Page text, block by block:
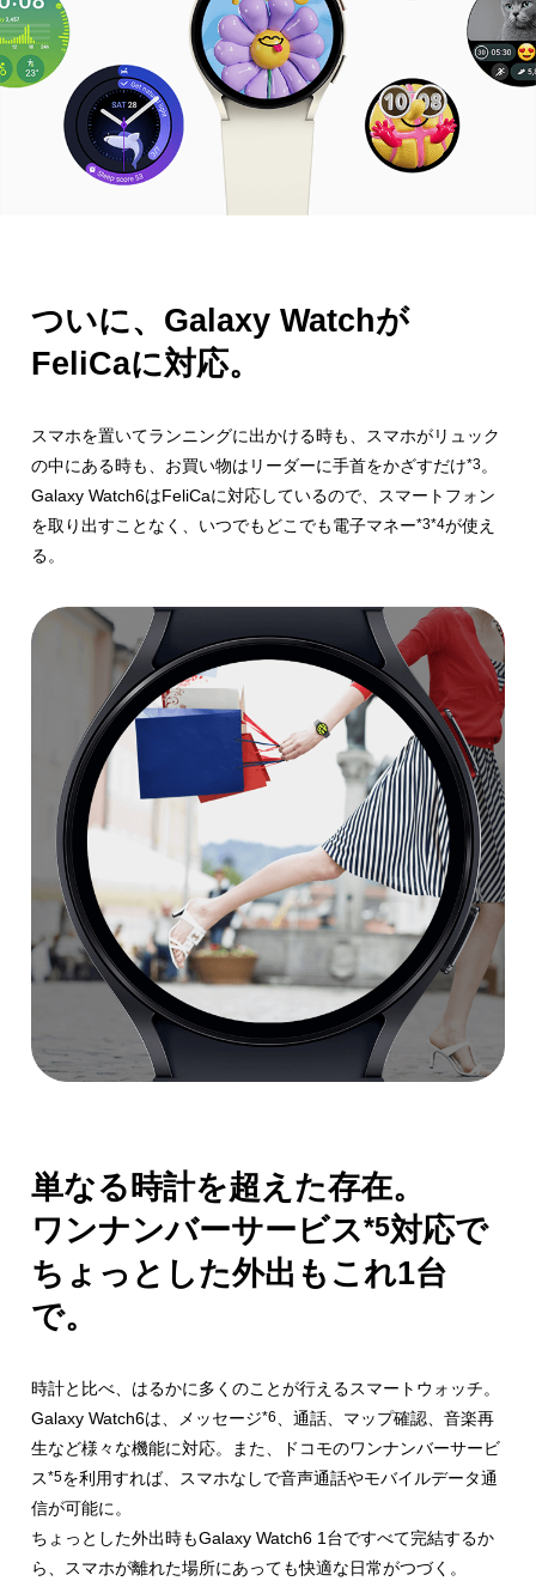
ついに、Galaxy Watchが
FeliCaに対応。
スマホを置いてランニングに出かける時も、スマホがリュック
の中にある時も、お買い物はリーダーに手首をかざすだけ*3。
Galaxy Watch6はFeliCaに対応しているので、スマートフォン
を取り出すことなく、いつでもどこでも電子マネー*3*4が使え
る。
単なる時計を超えた存在。
ワンナンバーサービス*5対応で
ちょっとした外出もこれ1台
で。
時計と比べ、はるかに多くのことが行えるスマートウォッチ。
Galaxy Watch6は、メッセージ*6
、通話、マップ確認、音楽再
生など様々な機能に対応。また、ドコモのワンナンバーサービ
ス*5を利用すれば、スマホなしで音声通話やモバイルデータ通
信が可能に。
ちょっとした外出時もGalaxy Watch6 1台ですべて完結するか
ら、
スマホが離れた場所にあっても快適な日常がつづく。